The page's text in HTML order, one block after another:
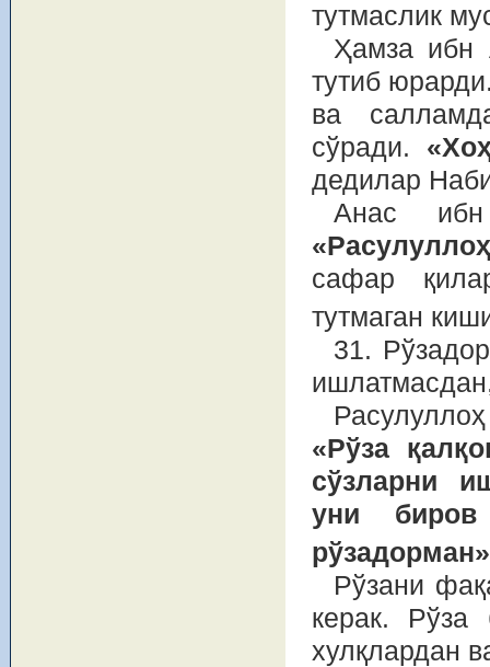
тутмаслик
Ҳамза ибн
тутиб
ва
сўради.
дедилар
Анас
сафар
тутмаган
31.
«Рўза
сўзларни
уни
Рўзани
керак. Рўза
хулқлардан